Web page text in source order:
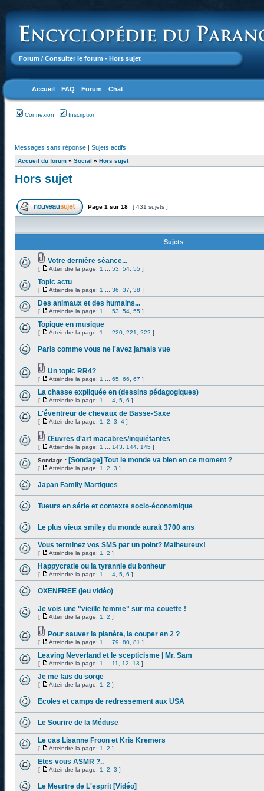
Forum / Consulter le forum - Hors sujet
Accueil FAQ Forum Chat
Connexion Inscription
Messages sans réponse | Sujets actifs
Accueil du forum » Social » Hors sujet
Hors sujet
Page 1 sur 18 [ 431 sujets ]
Sujets
Votre dernière séance...
[ Atteindre la page: 1 53 54 55 ]
Topic actu
[ Atteindre la page: 1 36 37 38 ]
Des animaux et des humains...
[ Atteindre la page: 1 53 54 55 ]
Topique en musique
[ Atteindre la page: 1 220 221 222 ]
Paris comme vous ne l'avez jamais vue
Un topic RR4?
[ Atteindre la page: 1 65 66 67 ]
La chasse expliquée en (dessins pédagogiques)
[ Atteindre la page: 1 4 5 6 ]
L'éventreur de chevaux de Basse-Saxe
[ Atteindre la page: 1 2 3 4 ]
Œuvres d'art macabres/inquiétantes
[ Atteindre la page: 1 143 144 145 ]
Sondage : [Sondage] Tout le monde va bien en ce moment ?
[ Atteindre la page: 1 2 3 ]
Japan Family Martigues
Tueurs en série et contexte socio-économique
Le plus vieux smiley du monde aurait 3700 ans
Vous terminez vos SMS par un point? Malheureux!
[ Atteindre la page: 1 2 ]
Happycratie ou la tyrannie du bonheur
[ Atteindre la page: 1 4 5 6 ]
OXENFREE (jeu vidéo)
Je vois une "vieille femme" sur ma couette !
[ Atteindre la page: 1 2 ]
Pour sauver la planète, la couper en 2 ?
[ Atteindre la page: 1 79 80 81 ]
Leaving Neverland et le scepticisme | Mr. Sam
[ Atteindre la page: 1 11 12 13 ]
Je me fais du sorge
[ Atteindre la page: 1 2 ]
Ecoles et camps de redressement aux USA
Le Sourire de la Méduse
Le cas Lisanne Froon et Kris Kremers
[ Atteindre la page: 1 2 ]
Etes vous ASMR ?..
[ Atteindre la page: 1 2 3 ]
Le Meurtre de L'esprit [Vidéo]